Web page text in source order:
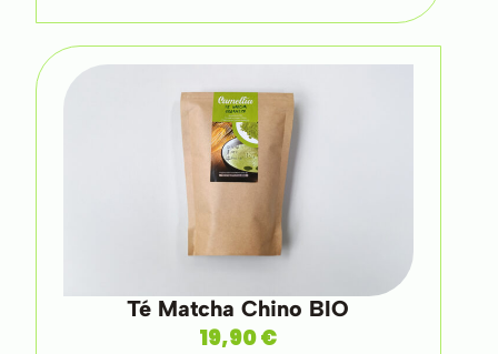
Té Matcha Chino BIO
19,90€